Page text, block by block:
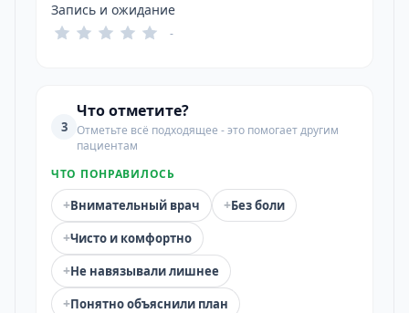
Запись и ожидание
-
3
Что отметите?
Отметьте всё подходящее - это помогает другим
пациентам
ЧТО ПОНРАВИЛОСЬ
+Внимательный врач +Без боли
+Чисто и комфортно
+Не навязывали лишнее
+Понятно объяснили план